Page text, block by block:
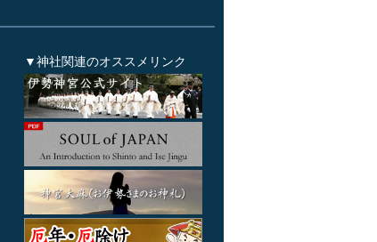
▼神社関連のオススメリンク